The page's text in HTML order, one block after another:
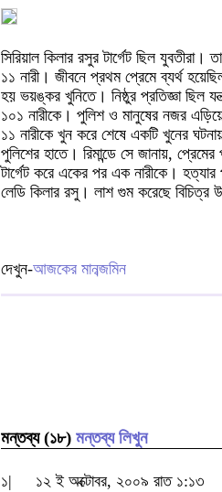
সিরিয়াল কিলার রসুর টার্গেট ছিল
১১ নারী। জীবনে প্রথম প্রেমে ব্যর্থ
হয় ভয়ঙ্কর খুনিতে। নিষ্ঠুর প্রতিজ্ঞা ছিল
১০১ নারীকে। পুলিশ ও মানুষের নজর
১১ নারীকে খুন করে শেষে একটি খুনের
পুলিশের হাতে। রিমান্ডে সে জানায়,
টার্গেট করে একের পর এক নারীকে। হত্যার
লেডি কিলার রসু। লাশ গুম করেছে বিচিত্র
দেখুন-আজকের মানব্জমিন
মন্তব্য (১৮) মন্তব্য লিখুন
১|
১২ ই অক্টোবর, ২০০৯ রাত ১:১৩